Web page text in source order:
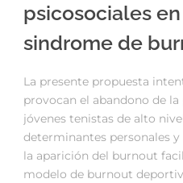
psicosociales
sindrome de
La presente propuesta
provocan el abandono de
jóvenes tenistas de alto
determinantes personales
la aparición del burnout
modelo de burnout